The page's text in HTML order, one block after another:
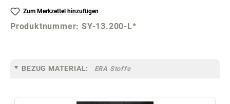
Zum Merkzettel hinzufügen
Produktnummer:SY-13.200-L*
BEZUG MATERIAL: ERA Stoffe